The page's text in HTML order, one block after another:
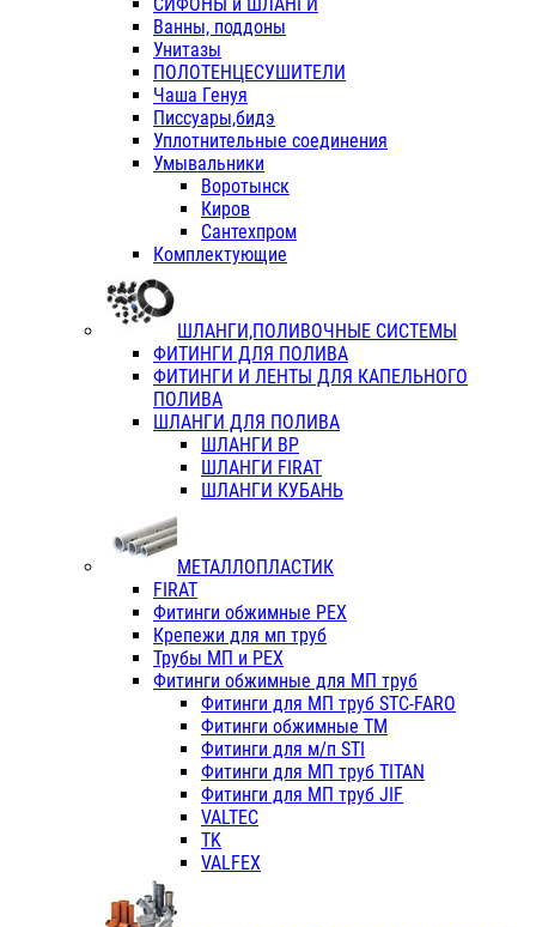
Ванны, поддоны
Унитазы
ПОЛОТЕНЦЕСУШИТЕЛИ
Чаша Генуя
Писсуары,бидэ
Уплотнительные соединения
Умывальники
Воротынск
Киров
Сантехпром
Комплектующие
ШЛАНГИ,ПОЛИВОЧНЫЕ СИСТЕМЫ
ФИТИНГИ ДЛЯ ПОЛИВА
ФИТИНГИ И ЛЕНТЫ ДЛЯ КАПЕЛЬНОГО
ПОЛИВА
ШЛАНГИ ДЛЯ ПОЛИВА
ШЛАНГИ ВР
ШЛАНГИ FIRAT
ШЛАНГИ КУБАНЬ
МЕТАЛЛОПЛАСТИК
FIRAT
Фитинги обжимные PEX
Крепежи для мп труб
Трубы МП и PEX
Фитинги обжимные для МП труб
Фитинги для МП труб STC-FARO
Фитинги обжимные ТМ
Фитинги для м/п STI
Фитинги для МП труб TITAN
Фитинги для МП труб JIF
VALTEC
TK
VALFEX